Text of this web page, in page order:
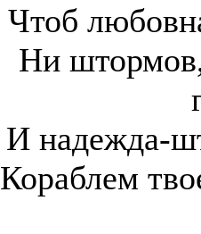
Чтоб
Ни
И надежда-
Кораблем